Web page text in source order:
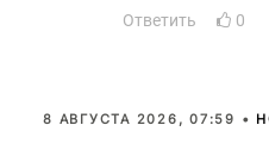
Ответить
0
8 АВГУСТА 2026, 07:59 •